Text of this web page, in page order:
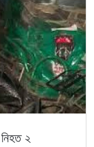
নিহত ২